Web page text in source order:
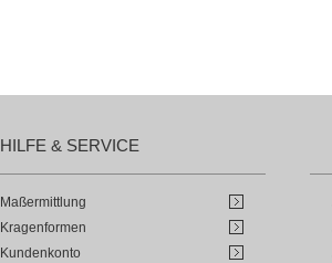
HILFE & SERVICE
Maßermittlung
Kragenformen
Kundenkonto